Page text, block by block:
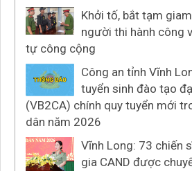
Khởi tố, bắt tạm
người thi hành công
tự công cộng
Công an tỉnh Vĩnh
tuyển sinh đào tạo
(VB2CA) chính quy tuyển mới
dân năm 2026
Vĩnh Long: 73 chiến
gia CAND được